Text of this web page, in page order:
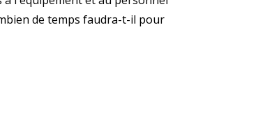
de temps faudra-t-il pour